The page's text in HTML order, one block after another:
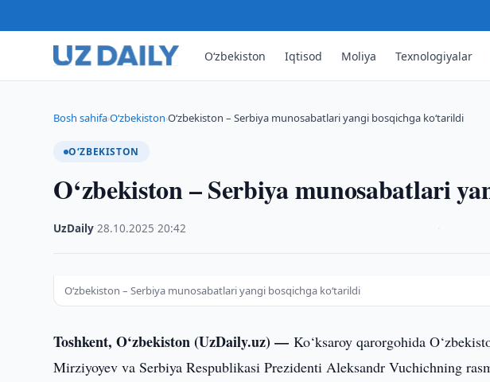
O‘zbekiston Iqtisod Moliya Texnologiyalar
Bosh sahifa›O‘zbekiston›O‘zbekiston – Serbiya munosabatlari yangi bosqichga ko‘tarildi
O‘ZBEKISTON
O‘zbekiston – Serbiya munosabatlari
UzDaily ·28.10.2025 ·20:42
O‘zbekiston – Serbiya munosabatlari yangi bosqichga ko‘tarildi
Toshkent, O‘zbekiston (UzDaily.uz) —Ko‘ksaroy qarorgohida
Mirziyoyev va Serbiya Respublikasi Prezidenti Aleksandr Vuchichning